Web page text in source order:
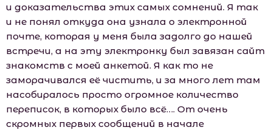
и доказательства этих самых сомнений. Я так
и не понял откуда она узнала о электронной
почте, которая у меня была задолго до нашей
встречи, а на эту электронку был завязан сайт
знакомств с моей анкетой. Я как то не
заморачивался её чистить, и за много лет там
насобиралось просто огромное количество
переписок, в которых было всё…. От очень
скромных первых сообщений в начале